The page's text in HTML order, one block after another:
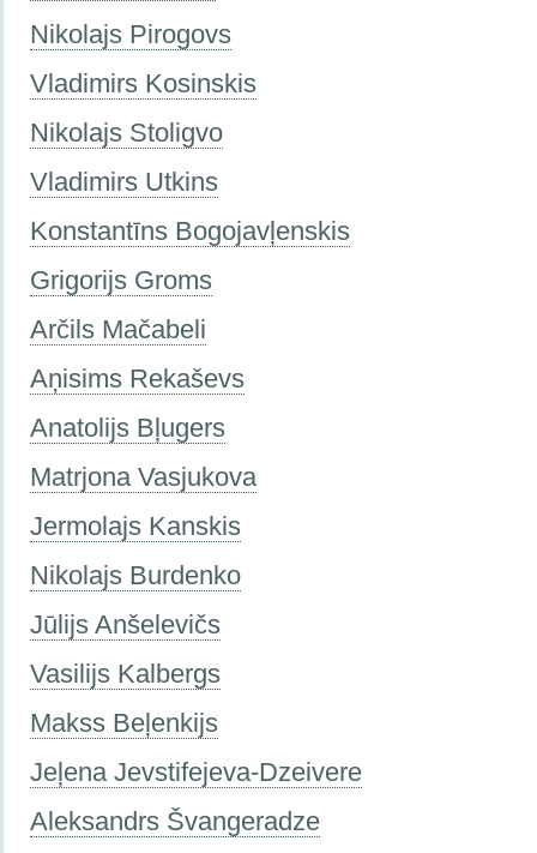
Nikolajs Pirogovs
Vladimirs Kosinskis
Nikolajs Stoligvo
Vladimirs Utkins
Konstantīns Bogojavļenskis
Grigorijs Groms
Arčils Mačabeli
Aņisims Rekaševs
Anatolijs Bļugers
Matrjona Vasjukova
Jermolajs Kanskis
Nikolajs Burdenko
Jūlijs Anšelevičs
Vasilijs Kalbergs
Makss Beļenkijs
Jeļena Jevstifejeva-Dzeivere
Aleksandrs Švangeradze